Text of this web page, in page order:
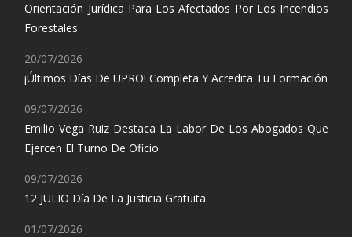
Orientación Jurídica Para Los Afectados Por Los Incendios
Forestales
20/07/2026
¡Últimos Días De UPRO! Completa Y Acredita Tu Formación
09/07/2026
Emilio Vega Ruiz Destaca La Labor De Los Abogados Que
Ejercen El Turno De Oficio
09/07/2026
12 JULIO Día De La Justicia Gratuita
01/07/2026